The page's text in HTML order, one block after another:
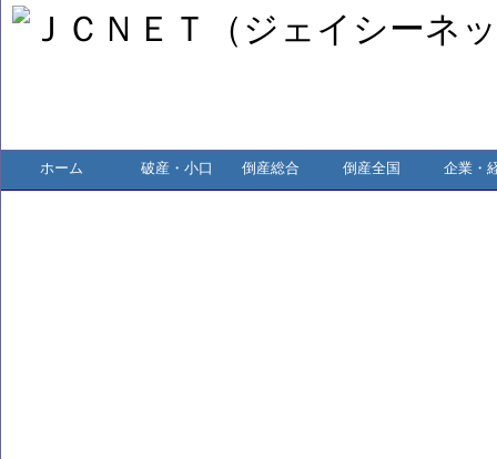
ホーム 破産・小口 倒産総合 倒産全国 企業・